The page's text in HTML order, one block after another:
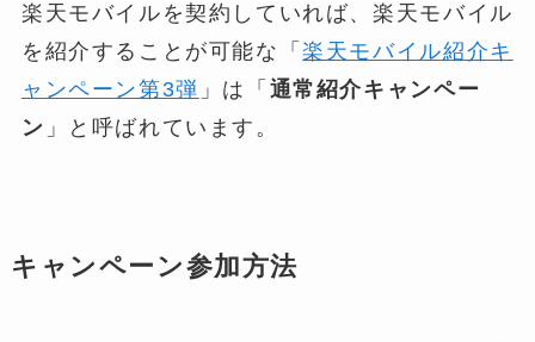
楽天モバイルを契約していれば、楽天モバイル
を紹介することが可能な「楽天モバイル紹介キ
ャンペーン第3弾 」は「 通常紹介キャンペー
ン 」と呼ばれています。
キャンペーン参加方法